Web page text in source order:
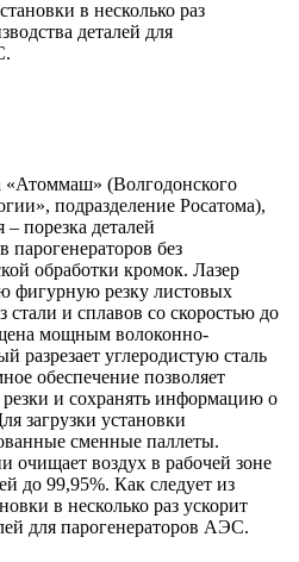
в несколько раз
деталей для
«Атоммаш» (Волгодонского
подразделение Росатома),
– порезка деталей
парогенераторов без
обработки кромок. Лазер
фигурную резку листовых
стали и сплавов со скоростью до
мощным волоконно-
разрезает углеродистую сталь
обеспечение позволяет
и сохранять информацию о
загрузки установки
сменные паллеты.
очищает воздух в рабочей зоне
до 99,95%. Как следует из
в несколько раз ускорит
для парогенераторов АЭС.